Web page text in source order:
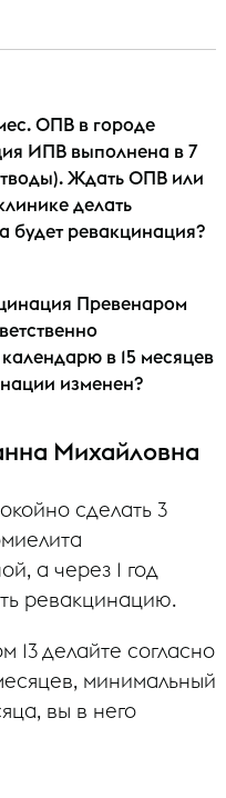
ОПВ в городе
ИПВ выполнена в 7
Ждать ОПВ или
делать
будет ревакцинация?
Превенаром
в 15 месяцев
изменен?
Михайловна
сделать 3
а через 1 год
ревакцинацию.
делайте согласно
минимальный
вы в него